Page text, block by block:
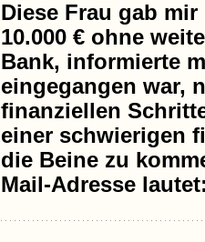
Diese Frau gab
10.000 € ohne
Bank, informierte
eingegangen war,
finanziellen
einer schwierigen
die Beine zu
Mail-Adresse